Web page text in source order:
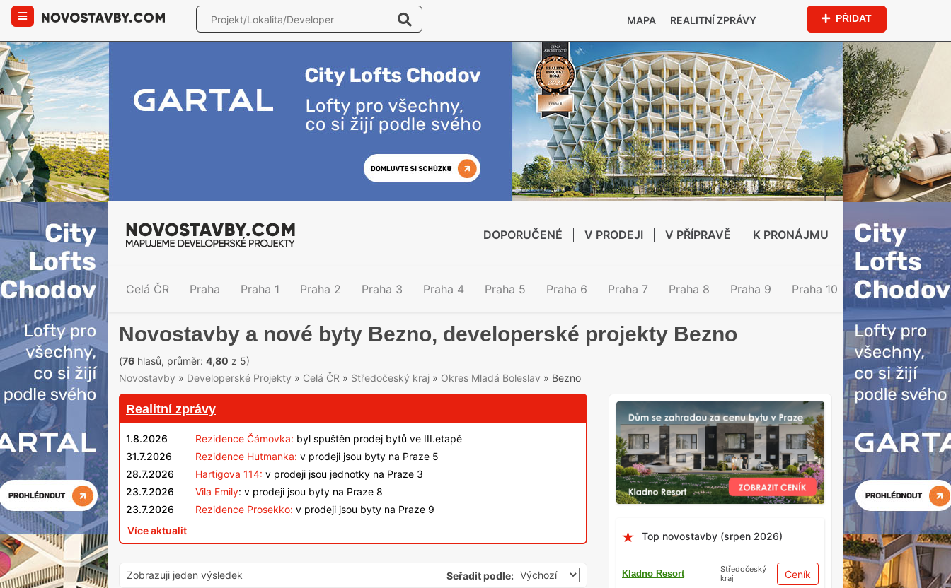
MAPA REALITNÍ ZPRÁVY PŘIDAT
DOPORUČENÉ V PRODEJI V PŘÍPRAVĚ K PRONÁJMU
Celá ČR Praha Praha 1 Praha 2 Praha 3 Praha 4 Praha 5 Praha 6 Praha 7 Praha 8 Praha 9 Praha 10
Novostavby a nové byty Bezno, developerské projekty Bezno
(76 hlasů, průměr: 4,80 z 5)
Novostavby » Developerské Projekty » Celá ČR » Středočeský kraj » Okres Mladá Boleslav » Bezno
Top novostavby (srpen 2026)
Kladno Resort
Středočeský
kraj
Ceník
Realitní zprávy
1.8.2026 Rezidence Čámovka: byl spuštěn prodej bytů ve III.etapě
31.7.2026
Rezidence Hutmanka: v prodeji jsou byty na Praze 5
28.7.2026
Hartigova 114: v prodeji jsou jednotky na Praze 3
23.7.2026
Vila Emily: v prodeji jsou byty na Praze 8
23.7.2026
Rezidence Prosekko: v prodeji jsou byty na Praze 9
Více aktualit
Zobrazuji jeden výsledek Seřadit podle: